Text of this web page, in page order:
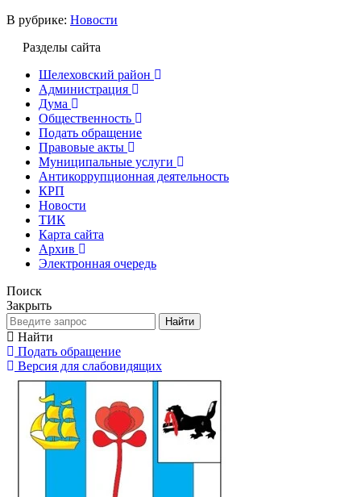
В рубрике: Новости
Разделы сайта
Шелеховский район
Администрация
Дума
Общественность
Подать обращение
Правовые акты
Муниципальные услуги
Антикоррупционная деятельность
КРП
Новости
ТИК
Карта сайта
Архив
Электронная очередь
Поиск
Закрыть
Найти
Найти
Подать обращение
Версия для слабовидящих